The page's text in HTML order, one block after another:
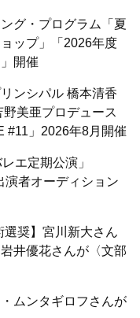
グ・プログラム「夏
ップ」「2026年度
開催
ンシパル 橋本清香
美亜プロデュース
#11」2026年8月開催
エ定期公演」
演者オーディション
選奨】宮川新大さん
井優花さんが〈文部
ムンタギロフさんが